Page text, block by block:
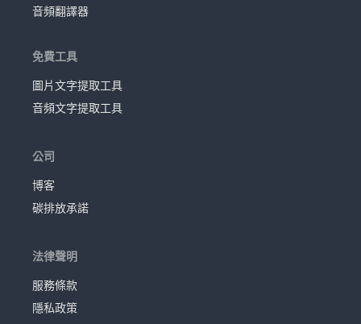
音頻翻譯器
免費工具
圖片文字提取工具
音頻文字提取工具
公司
博客
碳排放承諾
法律聲明
服務條款
隱私政策